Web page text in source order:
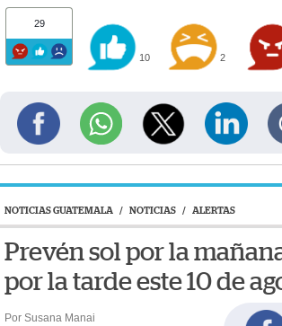
29
10 2
NOTICIAS GUATEMALA / NOTICIAS / ALERTAS
Prevén sol por la
por la tarde este 10 de
Por Susana Manai